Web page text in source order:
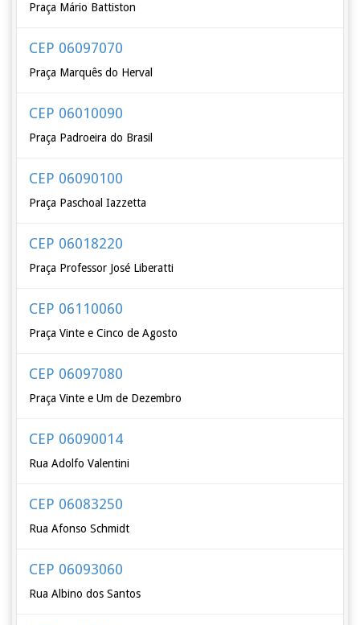
Praça Mário Battiston
CEP 06097070
Praça Marquês do Herval
CEP 06010090
Praça Padroeira do Brasil
CEP 06090100
Praça Paschoal Iazzetta
CEP 06018220
Praça Professor José Liberatti
CEP 06110060
Praça Vinte e Cinco de Agosto
CEP 06097080
Praça Vinte e Um de Dezembro
CEP 06090014
Rua Adolfo Valentini
CEP 06083250
Rua Afonso Schmidt
CEP 06093060
Rua Albino dos Santos